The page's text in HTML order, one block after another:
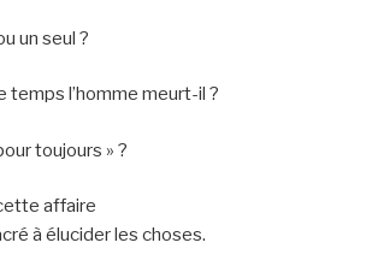
un seul ?
temps l’homme meurt-il ?
toujours » ?
affaire
à élucider les choses.